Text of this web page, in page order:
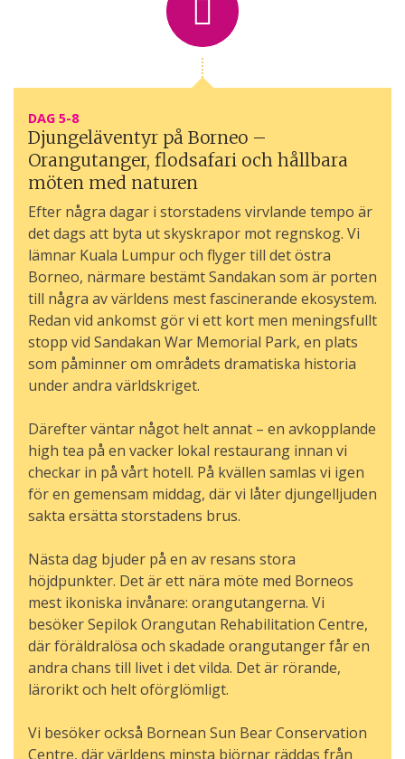
DAG 5-8
Djungeläventyr på Borneo –
Orangutanger, flodsafari och hållbara
möten med naturen
Efter några dagar i storstadens virvlande tempo är
det dags att byta ut skyskrapor mot regnskog. Vi
lämnar Kuala Lumpur och flyger till det östra
Borneo, närmare bestämt Sandakan som är porten
till några av världens mest fascinerande ekosystem.
Redan vid ankomst gör vi ett kort men meningsfullt
stopp vid Sandakan War Memorial Park, en plats
som påminner om områdets dramatiska historia
under andra världskriget.
Därefter väntar något helt annat – en avkopplande
high tea på en vacker lokal restaurang innan vi
checkar in på vårt hotell. På kvällen samlas vi igen
för en gemensam middag, där vi låter djungelljuden
sakta ersätta storstadens brus.
Nästa dag bjuder på en av resans stora
höjdpunkter. Det är ett nära möte med Borneos
mest ikoniska invånare: orangutangerna. Vi
besöker Sepilok Orangutan Rehabilitation Centre,
där föräldralösa och skadade orangutanger får en
andra chans till livet i det vilda. Det är rörande,
lärorikt och helt oförglömligt.
Vi besöker också Bornean Sun Bear Conservation
Centre, där världens minsta björnar räddas från